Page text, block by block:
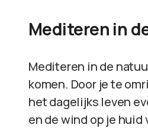
Mediteren in
Mediteren in de
komen. Door je te
het dagelijks leven
en de wind op je